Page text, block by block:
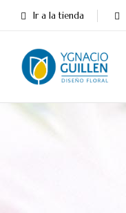
Ir a la tienda